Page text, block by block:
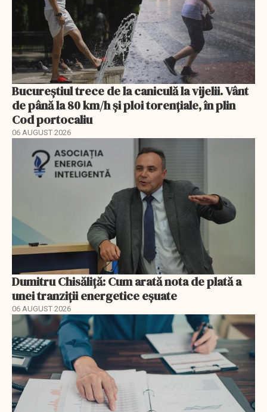
Bucureștiul trece de la caniculă la vijelii. Vânt
de până la 80 km/h și ploi torențiale, în plin
Cod portocaliu
06 AUGUST 2026
Dumitru Chisăliță: Cum arată nota de plată a
unei tranziții energetice eșuate
06 AUGUST 2026